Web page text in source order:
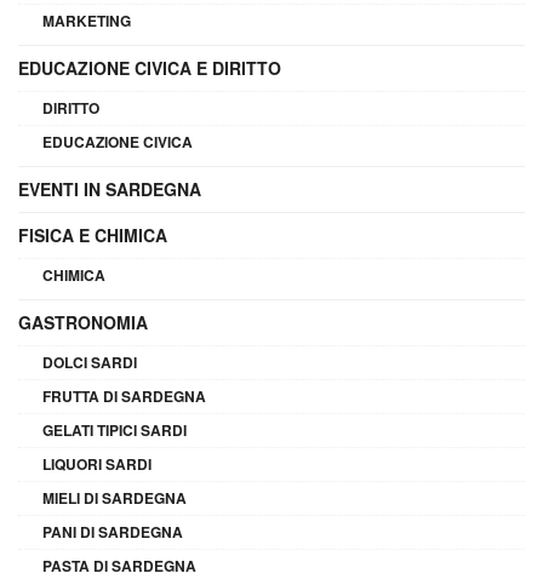
MARKETING
EDUCAZIONE CIVICA E DIRITTO
DIRITTO
EDUCAZIONE CIVICA
EVENTI IN SARDEGNA
FISICA E CHIMICA
CHIMICA
GASTRONOMIA
DOLCI SARDI
FRUTTA DI SARDEGNA
GELATI TIPICI SARDI
LIQUORI SARDI
MIELI DI SARDEGNA
PANI DI SARDEGNA
PASTA DI SARDEGNA